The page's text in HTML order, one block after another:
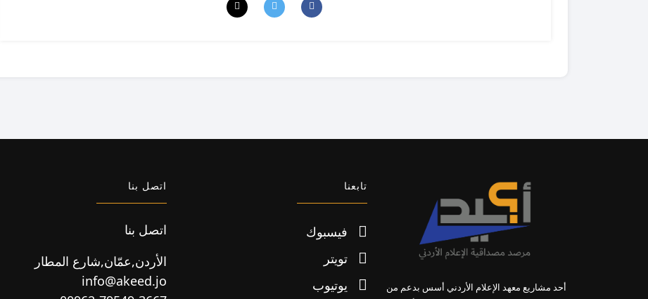
أحد مشاريع معهد الإعلام الأردني أسس بدعم من
تابعنا
فيسبوك
تويتر
يوتيوب
اتصل بنا
اتصل بنا
الأردن,عمّان,شارع المطار
info@akeed.jo